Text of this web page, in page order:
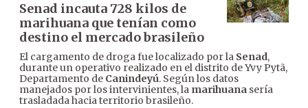
Senad incauta 728 kilos de
marihuana que tenían como
destino el mercado brasileño
El cargamento de droga fue localizado por la Senad,
durante un operativo realizado en el distrito de Yvy Pytã,
Departamento de Canindeyú. Según los datos
manejados por los intervinientes, la marihuana sería
trasladada hacia territorio brasileño.